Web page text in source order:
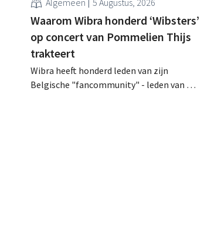
Algemeen 5 Augustus, 2026
Waarom Wibra honderd ‘Wibsters’
op concert van Pommelien Thijs
trakteert
Wibra heeft honderd leden van zijn
Belgische "fancommunity" - leden van het